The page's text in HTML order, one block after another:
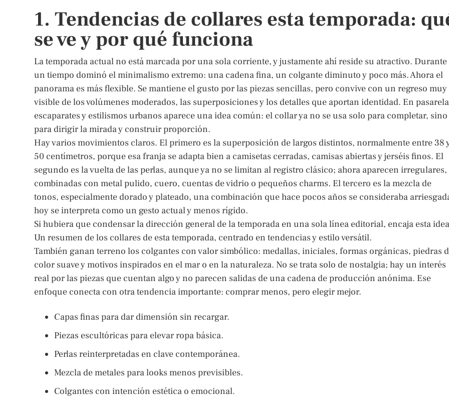
1. Tendencias de collares esta temporada:
se ve y por qué funciona
La temporada actual no está marcada por una sola corriente, y justamente ahí reside su atractivo. Durante
un tiempo dominó el minimalismo extremo: una cadena fina, un colgante diminuto y poco más. Ahora el
panorama es más flexible. Se mantiene el gusto por las piezas sencillas, pero convive con un regreso muy
visible de los volúmenes moderados, las superposiciones y los detalles que aportan identidad. En
escaparates y estilismos urbanos aparece una idea común: el collar ya no se usa solo para completar, sino
para dirigir la mirada y construir proporción.
Hay varios movimientos claros. El primero es la superposición de largos distintos, normalmente entre 38
50 centímetros, porque esa franja se adapta bien a camisetas cerradas, camisas abiertas y jerséis finos. El
segundo es la vuelta de las perlas, aunque ya no se limitan al registro clásico; ahora aparecen irregulares,
combinadas con metal pulido, cuero, cuentas de vidrio o pequeños charms. El tercero es la mezcla de
tonos, especialmente dorado y plateado, una combinación que hace pocos años se consideraba
hoy se interpreta como un gesto actual y menos rígido.
Si hubiera que condensar la dirección general de la temporada en una sola línea editorial, encaja esta
Un resumen de los collares de esta temporada, centrado en tendencias y estilo versátil.
También ganan terreno los colgantes con valor simbólico: medallas, iniciales, formas orgánicas, piedras
color suave y motivos inspirados en el mar o en la naturaleza. No se trata solo de nostalgia; hay un interés
real por las piezas que cuentan algo y no parecen salidas de una cadena de producción anónima. Ese
enfoque conecta con otra tendencia importante: comprar menos, pero elegir mejor.
Capas finas para dar dimensión sin recargar.
Piezas escultóricas para elevar ropa básica.
Perlas reinterpretadas en clave contemporánea.
Mezcla de metales para looks menos previsibles.
Colgantes con intención estética o emocional.